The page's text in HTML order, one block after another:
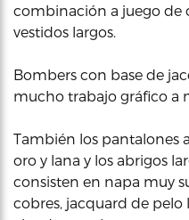
combinación a juego de
vestidos largos.
Bombers con base de
mucho trabajo gráfico a
También los pantalones
oro y lana y los abrigos
consisten en napa muy
cobres, jacquard de pelo